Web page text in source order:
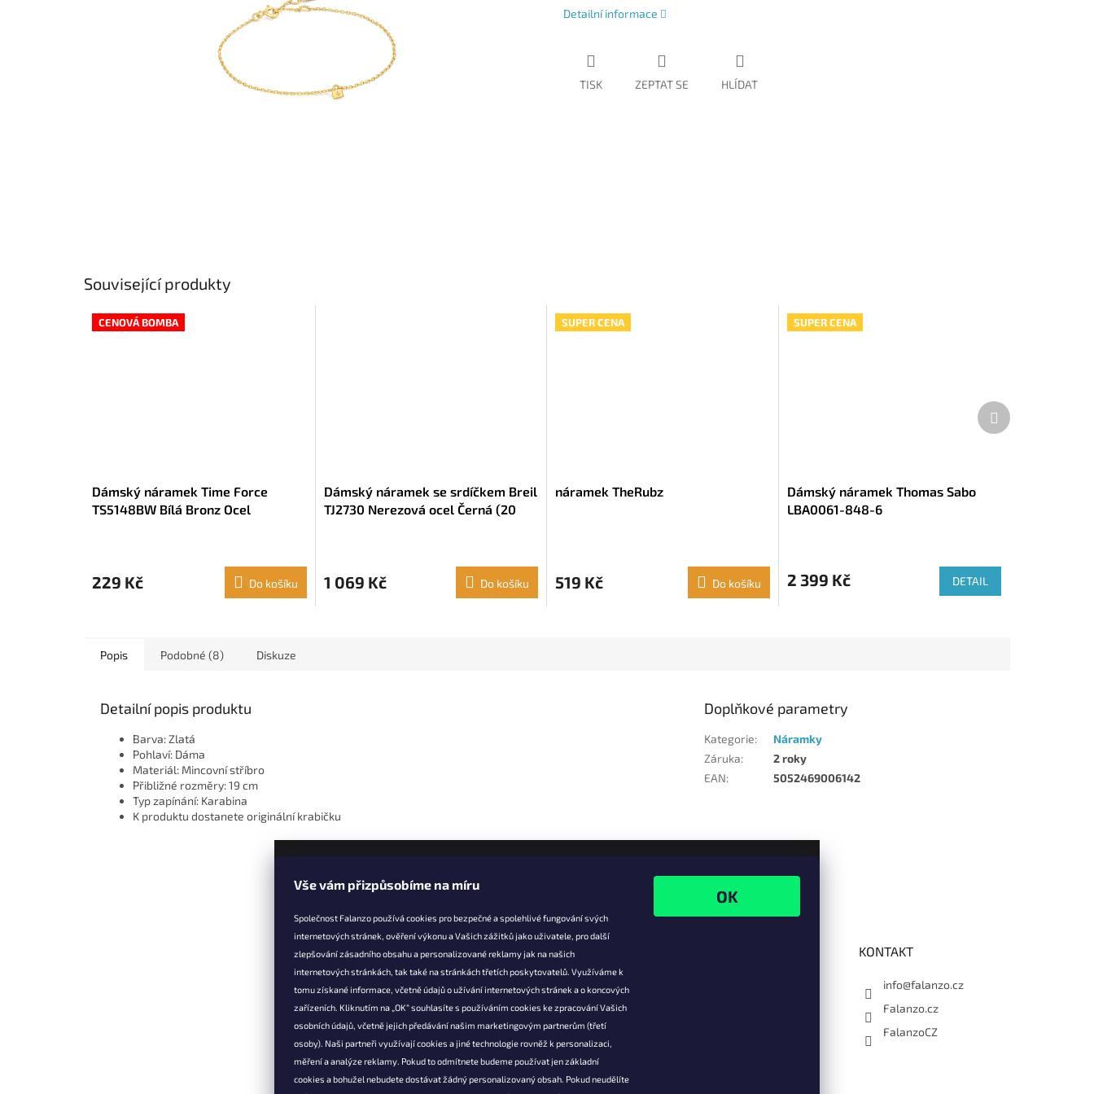
Vše vám přizpůsobíme na míru
Společnost Falanzo používá cookies pro bezpečné a spolehlivé fungování svých
internetových stránek, ověření výkonu a Vašich zážitků jako uživatele, pro další
zlepšování zásadního obsahu a personalizované reklamy jak na našich
internetových stránkách, tak také na stránkách třetích poskytovatelů. Využíváme k
tomu získané informace, včetně údajů o užívání internetových stránek a o koncových
zařízeních. Kliknutím na „OK“ souhlasíte s používáním cookies ke zpracování Vašich
osobních údajů, včetně jejich předávání našim marketingovým partnerům (třetí
osoby). Naši partneři využívají cookies a jiné technologie rovněž k personalizaci,
měření a analýze reklamy. Pokud to odmítnete budeme používat jen základní
cookies a bohužel nebudete dostávat žádný personalizovaný obsah. Pokud neudělíte
Detailní informace
TISK ZEPTAT SE HLÍDAT
Související produkty
CENOVÁ BOMBA
Dámský náramek Time Force
TS5148BW Bílá Bronz Ocel
229 Kč Do košíku
Dámský náramek se srdíčkem Breil
TJ2730 Nerezová ocel Černá (20
1 069 Kč Do košíku
SUPER CENA
náramek TheRubz
519 Kč Do košíku
SUPER CENA
Dámský náramek Thomas Sabo
LBA0061-848-6
2 399 Kč DETAIL
Další
produkt
Popis Podobné (8) Diskuze
Detailní popis produktu
Barva: Zlatá
Pohlaví: Dáma
Materiál: Mincovní stříbro
Přibližné rozměry: 19 cm
Typ zapínání: Karabina
K produktu dostanete originální krabičku
Doplňkové parametry
Kategorie:
Náramky
Záruka:
2 roky
EAN: 5052469006142
Informace pro vás
Věrnostní slevy
Doprava a platba
Výměna, vrácení a
reklamace produktů
Obchodní podmínky
Podmínky ochrany osobních
Facebook KONTAKT
info@falanzo.cz
Falanzo.cz
FalanzoCZ